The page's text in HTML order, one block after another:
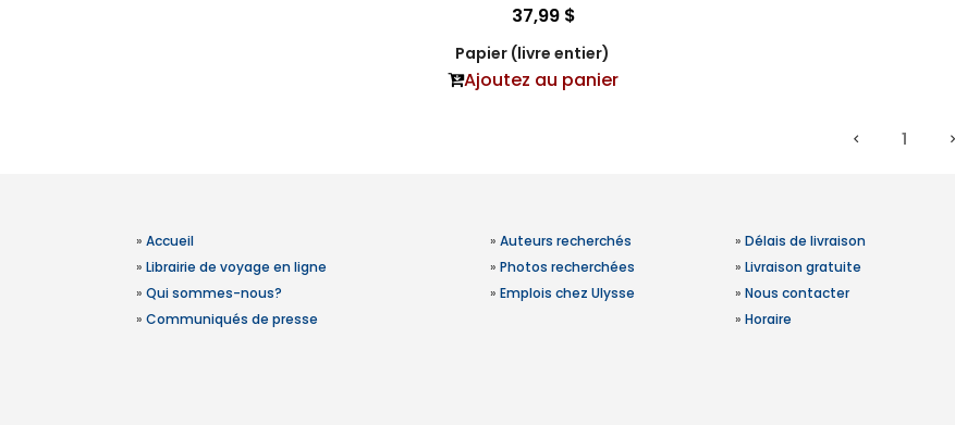
37,99 $
Papier (livre entier)
Ajoutez au panier
1
» Accueil
» Librairie de voyage en ligne
» Qui sommes-nous?
» Communiqués de presse
» Auteurs recherchés
» Photos recherchées
» Emplois chez Ulysse
» Délais de livraison
» Livraison gratuite
» Nous contacter
» Horaire